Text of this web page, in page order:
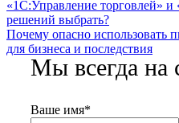
«1С:Управление торговлей» и
решений выбрать?
Почему опасно использовать
для бизнеса и последствия
Мы всегда на
Ваше имя*